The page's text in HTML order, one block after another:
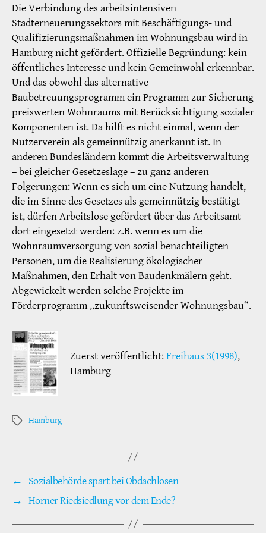
Die Verbindung des arbeitsintensiven
Stadterneuerungssektors mit Beschäftigungs- und
Qualifizierungsmaßnahmen im Wohnungsbau wird in
Hamburg nicht gefördert. Offizielle Begründung: kein
öffentliches Interesse und kein Gemeinwohl erkennbar.
Und das obwohl das alternative
Baubetreuungsprogramm ein Programm zur Sicherung
preiswerten Wohnraums mit Berücksichtigung sozialer
Komponenten ist. Da hilft es nicht einmal, wenn der
Nutzerverein als gemeinnützig anerkannt ist. In
anderen Bundesländern kommt die Arbeitsverwaltung
– bei gleicher Gesetzeslage – zu ganz anderen
Folgerungen: Wenn es sich um eine Nutzung handelt,
die im Sinne des Gesetzes als gemeinnützig bestätigt
ist, dürfen Arbeitslose gefördert über das Arbeitsamt
dort eingesetzt werden: z.B. wenn es um die
Wohnraumversorgung von sozial benachteiligten
Personen, um die Realisierung ökologischer
Maßnahmen, den Erhalt von Baudenkmälern geht.
Abgewickelt werden solche Projekte im
Förderprogramm „zukunftsweisender Wohnungsbau“.
Zuerst veröffentlicht:Freihaus 3(1998),
Hamburg
Schlagwörter
Hamburg
←
Sozialbehörde spart bei Obdachlosen
→ Horner Riedsiedlung vor dem Ende?